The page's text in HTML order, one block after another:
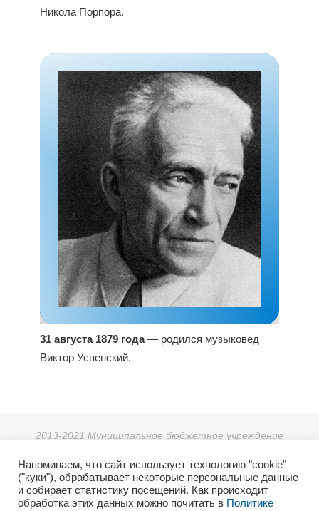
Никола Порпора.
31 августа 1879 года— родился музыковед
Виктор Успенский.
2013-2021 Муниципальное бюджетное учреждение
Зеи».
г. Зея, мкр. Светлый 38, тел: 8 (41658) 3-08-55.
2021г. Отдел культуры и архивного дела Администрации
Напоминаем, что сайт использует технологию "cookie"
("куки"), обрабатывает некоторые персональные данные
и собирает статистику посещений. Как происходит
обработка этих данных можно почитать в Политике